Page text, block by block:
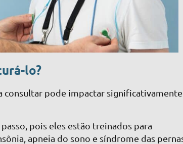
lo?
consultar pode impactar significativamente
pois eles estão treinados para
apneia do sono e síndrome das